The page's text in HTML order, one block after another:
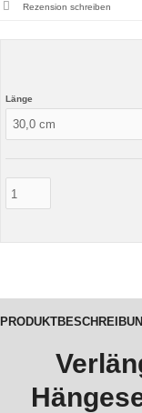
Länge
Rezension schreiben